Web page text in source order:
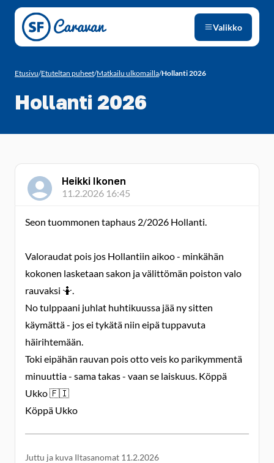
Siirry sivun sisältöön
Valikko
Etusivu/Etuteltan puheet/Matkailu ulkomailla/Hollanti 2026
Hollanti 2026
Heikki Ikonen
11.2.2026 16:45
Seon tuommonen taphaus 2/2026 Hollanti.
Valoraudat pois jos Hollantiin aikoo - minkähän
kokonen lasketaan sakon ja välittömän poiston valo
rauvaksi 🤷.
No tulppaani juhlat huhtikuussa jää ny sitten
käymättä - jos ei tykätä niin eipä tuppavuta
häirihtemään.
Toki eipähän rauvan pois otto veis ko parikymmentä
minuuttia - sama takas - vaan se laiskuus. Köppä
Ukko 🇫🇮
Köppä Ukko
Juttu ja kuva Iltasanomat 11.2.2026